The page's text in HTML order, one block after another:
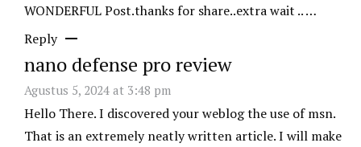
WONDERFUL Post.thanks for share..extra wait .. …
Reply
nano defense pro review
Agustus 5, 2024 at 3:48 pm
Hello There. I discovered your weblog the use of msn.
That is an extremely neatly written article. I will make